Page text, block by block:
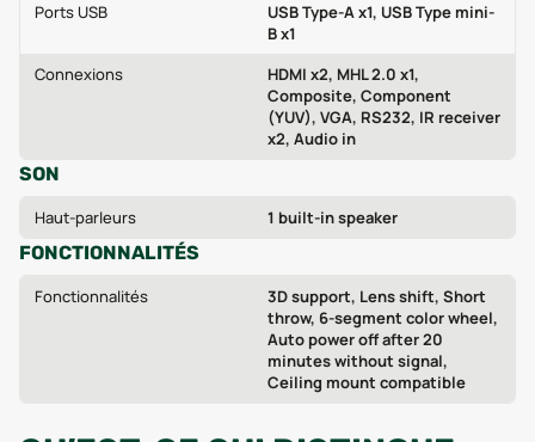
Ports USB
USB Type-A x1, USB Type mini-
B x1
Connexions
HDMI x2, MHL 2.0 x1,
Composite, Component
(YUV), VGA, RS232, IR receiver
x2, Audio in
SON
Haut-parleurs 1 built-in speaker
FONCTIONNALITÉS
Fonctionnalités
3D support, Lens shift, Short
throw, 6-segment color wheel,
Auto power off after 20
minutes without signal,
Ceiling mount compatible